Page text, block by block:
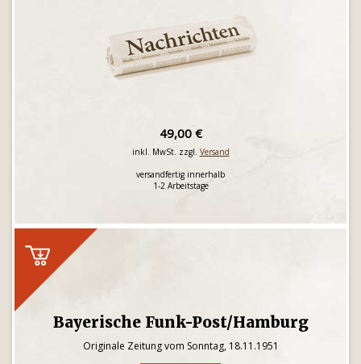
49,00 €
inkl. MwSt. zzgl. Versand
versandfertig innerhalb
1-2 Arbeitstage
Bayerische Funk-Post/Hamburg
Originale Zeitung vom Sonntag, 18.11.1951